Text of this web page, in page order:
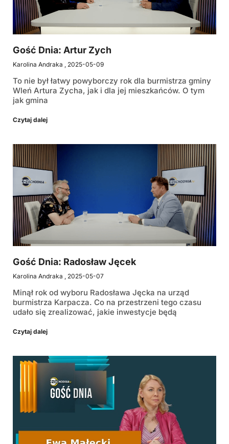
Gość Dnia: Artur Zych
Karolina Andraka 2025-05-09
To nie był łatwy powyborczy rok dla burmistrza gminy
Wleń Artura Zycha, jak i dla jej mieszkańców. O tym
jak gmina
Czytaj dalej
Gość Dnia: Radosław Jęcek
Karolina Andraka 2025-05-07
Minął rok od wyboru Radosława Jęcka na urząd
burmistrza Karpacza. Co na przestrzeni tego czasu
udało się zrealizować, jakie inwestycje będą
Czytaj dalej